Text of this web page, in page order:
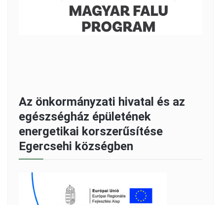
Az önkormányzati hivatal és az
egészségház épületének
energetikai korszerűsítése
Egercsehi községben